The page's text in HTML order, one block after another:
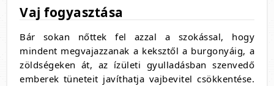
Vaj fogyasztása
Bár sokan nőttek fel azzal a szokással, hogy
mindent megvajazzanak a keksztől a burgonyáig, a
zöldségeken át, az ízületi gyulladásban szenvedő
emberek tüneteit javíthatja vajbevitel csökkentése.